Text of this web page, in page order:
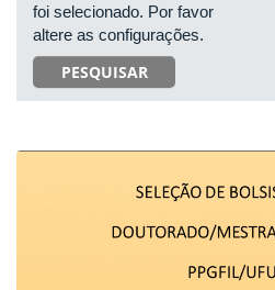
foi selecionado. Por favor
altere as configurações.
PESQUISAR